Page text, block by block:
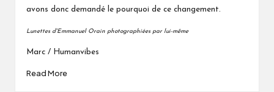
avons donc demandé le pourquoi de ce changement.
Lunettes d'Emmanuel Orain photographiées par lui-même
Marc / Humanvibes
Read More